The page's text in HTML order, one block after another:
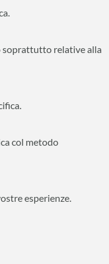
soprattutto relative alla
col metodo
esperienze.